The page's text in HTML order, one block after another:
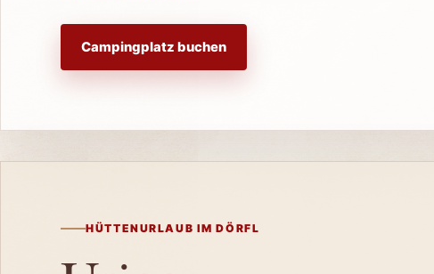
Campingplatz buchen
HÜTTENURLAUB IM DÖRFL